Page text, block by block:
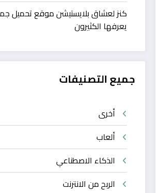
كنز لعشاق بلايستيشن موقع تحميل
يعرفها الكثيرون
جميع التصنيفات
أخرى
ألعاب
الذكاء الاصطناعي
الربح من الانترنت